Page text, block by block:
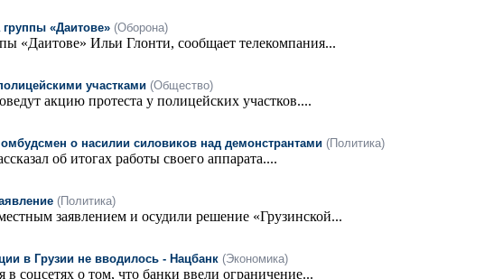
«Даитове» (Оборона)
«Даитове» Ильи Глонти, сообщает телекомпания...
участками (Общество)
акцию протеста у полицейских участков....
о насилии силовиков над демонстрантами (Политика)
об итогах работы своего аппарата....
(Политика)
заявлением и осудили решение «Грузинской...
в Грузии не вводилось - Нацбанк (Экономика)
соцсетях о том, что банки ввели ограничение...